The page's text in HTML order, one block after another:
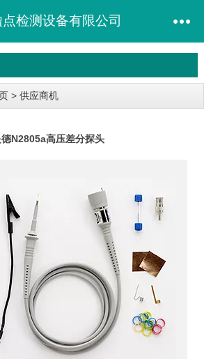
点检测设备有限公司
> 供应商机
N2805a高压差分探头